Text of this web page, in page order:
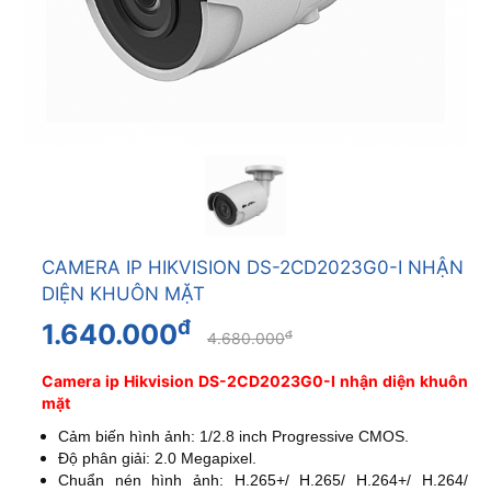
CAMERA IP HIKVISION DS-2CD2023G0-I NHẬN
DIỆN KHUÔN MẶT
1.640.000đ 4.680.000đ
Camera ip Hikvision DS-2CD2023G0-I nhận diện khuôn
mặt
Cảm biến hình ảnh: 1/2.8 inch Progressive CMOS.
Độ phân giải: 2.0 Megapixel.
Chuẩn nén hình ảnh: H.265+/ H.265/ H.264+/ H.264/